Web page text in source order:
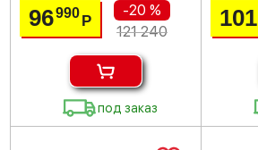
96990Р
-20 %
121 240
под заказ
101